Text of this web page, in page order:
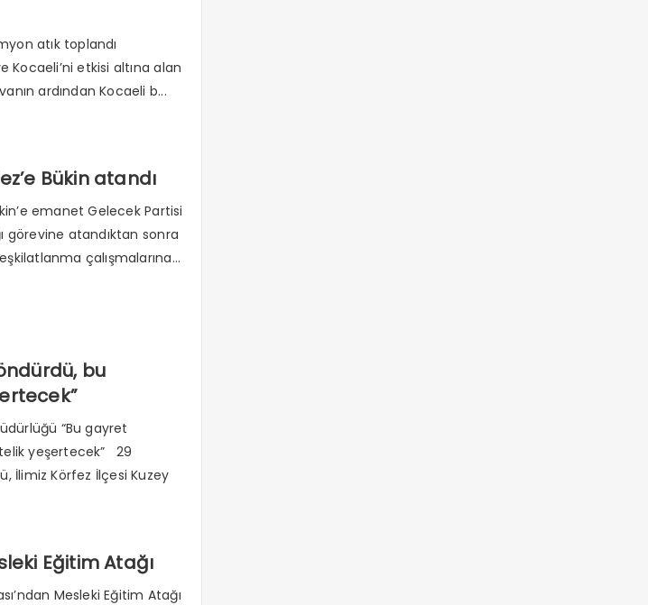
atık toplandı
Kocaeli’ni etkisi altına alan
ardından Kocaeli b...
Bükin atandı
emanet Gelecek Partisi
görevine atandıktan sonra
çalışmalarına...
bu
“Bu gayret
yeşertecek” 29
İlimiz Körfez İlçesi Kuzey
Eğitim Atağı
Mesleki Eğitim Atağı